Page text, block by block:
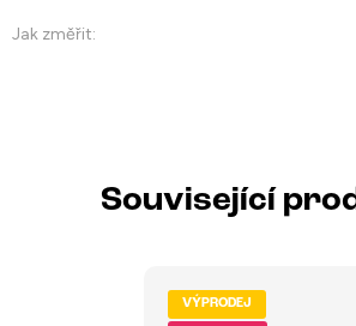
Jak změřit:
Související
VÝPRODEJ